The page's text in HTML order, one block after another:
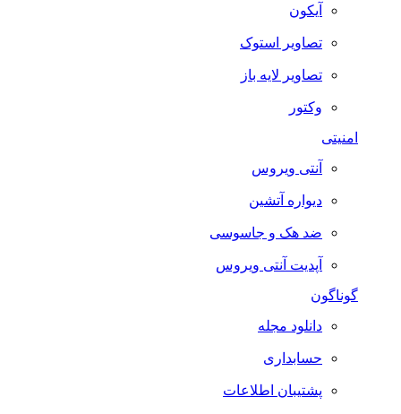
آیکون
تصاویر استوک
تصاویر لایه باز
وکتور
آنتی ویروس
دیواره آتشین
ضد هک و جاسوسی
آپدیت آنتی ویروس
گوناگون
دانلود مجله
حسابداری
پشتیبان اطلاعات